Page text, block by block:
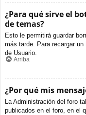
¿Para qué sirve el
de temas?
Esto le permitirá guardar
más tarde. Para recargar
de Usuario.
Arriba
¿Por qué mis
La Administración del foro
publicados en el foro, en el